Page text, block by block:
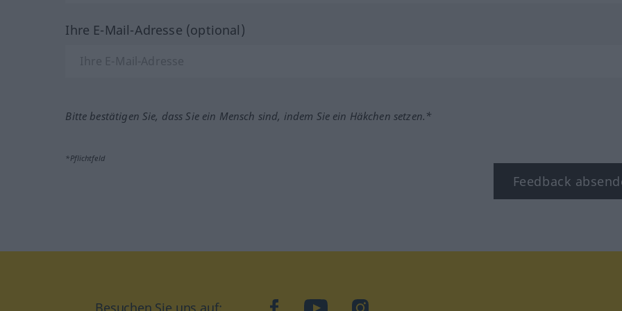
Ihre E-Mail-Adresse (optional)
Bitte bestätigen Sie, dass Sie ein Mensch sind, indem Sie ein Häkchen setzen.*
*Pflichtfeld
Feedback
facebookYouTubeInstagram